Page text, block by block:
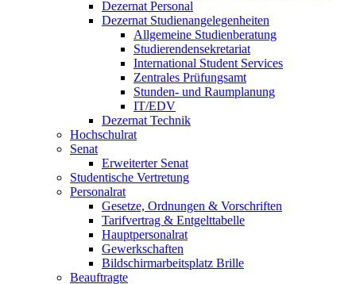
Dezernat Personal
Dezernat Studienangelegenheiten
Allgemeine Studienberatung
Studierendensekretariat
International Student Services
Zentrales Prüfungsamt
Stunden- und Raumplanung
IT/EDV
Dezernat Technik
Hochschulrat
Senat
Erweiterter Senat
Studentische Vertretung
Personalrat
Gesetze, Ordnungen & Vorschriften
Tarifvertrag & Entgelttabelle
Hauptpersonalrat
Gewerkschaften
Bildschirmarbeitsplatz Brille
Beauftragte